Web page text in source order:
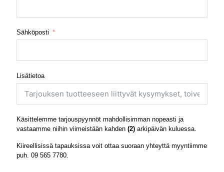
Sähköposti
Lisätietoa
Käsittelemme tarjouspyynnöt mahdollisimman nopeasti ja
vastaamme niihin viimeistään kahden (2) arkipäivän kuluessa.
Kiireellisissä tapauksissa voit ottaa suoraan yhteyttä myyntiimme
puh. 09 565 7780